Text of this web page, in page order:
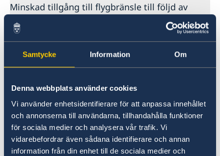
Samtycke Information Om
Denna webbplats använder cookies
Vi använder enhetsidentifierare för att anpassa innehållet
och annonserna till användarna, tillhandahålla funktioner
för sociala medier och analysera vår trafik. Vi
vidarebefordrar även sådana identifierare och annan
information från din enhet till de sociala medier och
Minskad tillgång till flygbränsle till följd av
krisen i Mellanöstern leder till såväl större som
mindre störningar i flygtrafiken. Det är därför
viktigt att hålla sig informerad vid flygresor
utomlands, särskilt utanför EU.
Förutsättningarna kan ändras med kort varsel
dirigeras om och biljettpriser plötsligt öka. Det
är därför angeläget att varje resenär har goda
marginaler vid flygresor, både vad gäller pengar
och tid, för att kunna hantera dessa
osäkerheter i flygtrafiken.